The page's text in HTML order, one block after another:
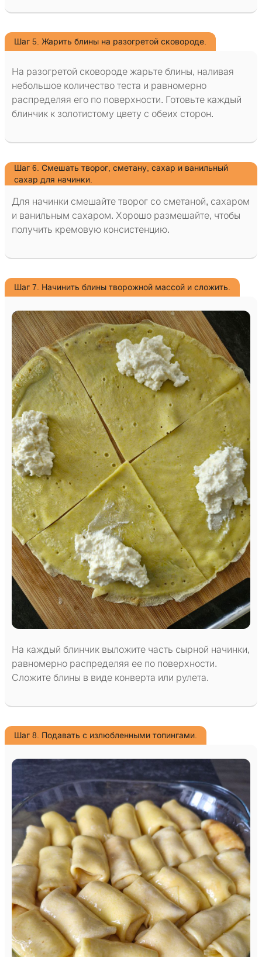
Шаг 5. Жарить блины на разогретой сковороде.
На разогретой сковороде жарьте блины, наливая
небольшое количество теста и равномерно
распределяя его по поверхности. Готовьте каждый
блинчик к золотистому цвету с обеих сторон.
Шаг 6. Смешать творог, сметану, сахар и ванильный
сахар для начинки.
Для начинки смешайте творог со сметаной, сахаром
и ванильным сахаром. Хорошо размешайте, чтобы
получить кремовую консистенцию.
Шаг 7. Начинить блины творожной массой и сложить.
На каждый блинчик выложите часть сырной начинки,
равномерно распределяя ее по поверхности.
Сложите блины в виде конверта или рулета.
Шаг 8. Подавать с излюбленными топингами.